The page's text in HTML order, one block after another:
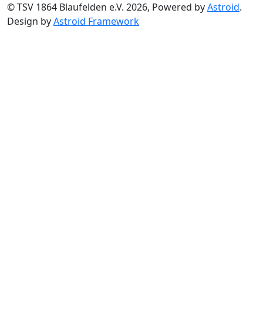
© TSV 1864 Blaufelden e.V. 2026, Powered byAstroid.
Design byAstroid Framework